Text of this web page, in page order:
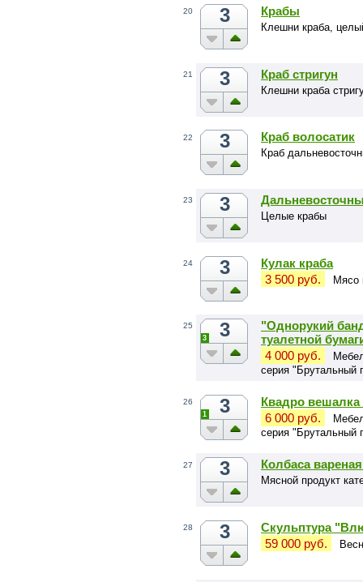
20 3 Крабы
Клешни краба,
21 3 Краб стригун
Клешни краба
22 3 Краб волосатик
Краб
23 3
Целые крабы
24 3
Кулак краба
3 500 руб.
Мясо
25 3
3
"Однорукий
туалетной
4 000 руб.
серия "Брутальный
26 3
1
Квадро вешалка
6 000 руб.
серия "Брутальный
27 3 Колбаса
Мясной продукт
28 3
Скульптура
59 000 руб.